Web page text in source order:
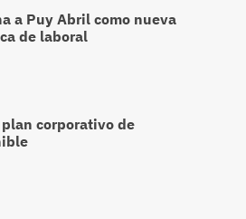
a Puy Abril como nueva
de laboral
corporativo de